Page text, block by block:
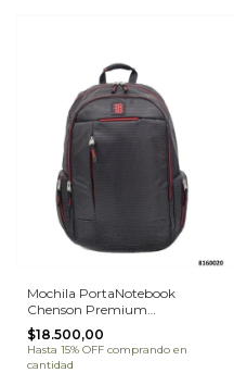
Mochila PortaNotebook
Chenson Premium
LIQUIDACION (8160020)
$18.500,00
Hasta 15% OFF comprando en
cantidad